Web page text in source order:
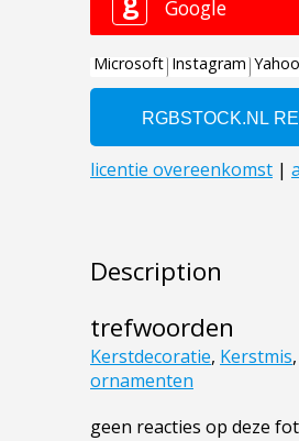
Description
trefwoorden
Kerstdecoratie, Kerstmis,
ornamenten
geen reacties op deze